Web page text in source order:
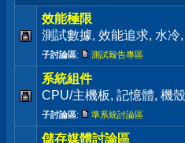
效能極限
測試數據, 效能追求, 水
子討論區: 測試報告專區
系統組件
CPU/主機板, 記憶體, 機
子討論區: 準系統討論區
儲存媒體討論區